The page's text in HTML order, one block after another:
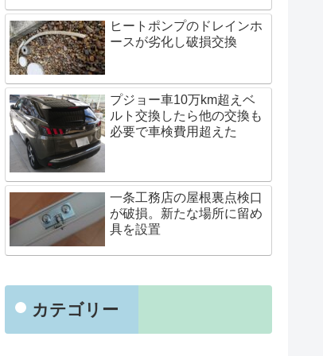
ヒートポンプのドレインホ
ースが劣化し破損交換
プジョー車10万km超えベ
ルト交換したら他の交換も
必要で車検費用超えた
一条工務店の屋根裏点検口
が破損。新たな場所に留め
具を設置
カテゴリー